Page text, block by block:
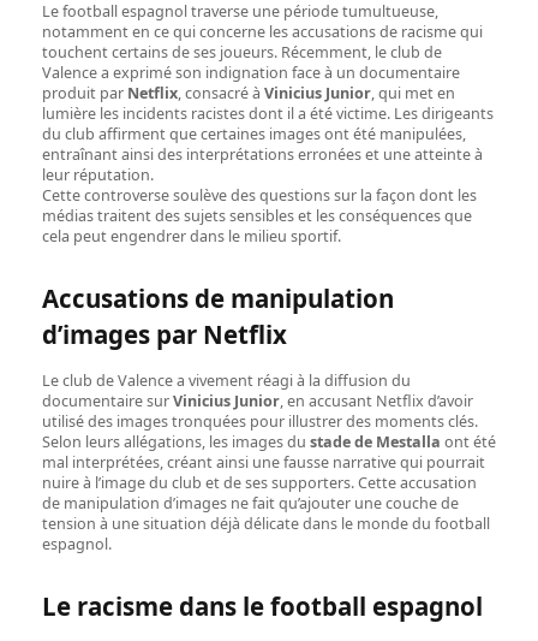
Le football espagnol traverse une période tumultueuse,
notamment en ce qui concerne les accusations de racisme qui
touchent certains de ses joueurs. Récemment, le club de
Valence a exprimé son indignation face à un documentaire
produit par Netflix, consacré à Vinicius Junior, qui met en
lumière les incidents racistes dont il a été victime. Les dirigeants
du club affirment que certaines images ont été manipulées,
entraînant ainsi des interprétations erronées et une atteinte à
leur réputation.
Cette controverse soulève des questions sur la façon dont les
médias traitent des sujets sensibles et les conséquences que
cela peut engendrer dans le milieu sportif.
Accusations de manipulation
d’images par Netflix
Le club de Valence a vivement réagi à la diffusion du
documentaire surVinicius Junior, en accusant Netflix d’avoir
utilisé des images tronquées pour illustrer des moments clés.
Selon leurs allégations, les images du stade de Mestalla ont été
mal interprétées, créant ainsi une fausse narrative qui pourrait
nuire à l’image du club et de ses supporters. Cette accusation
de manipulation d’images ne fait qu’ajouter une couche de
tension à une situation déjà délicate dans le monde du football
espagnol.
Le racisme dans le football espagnol